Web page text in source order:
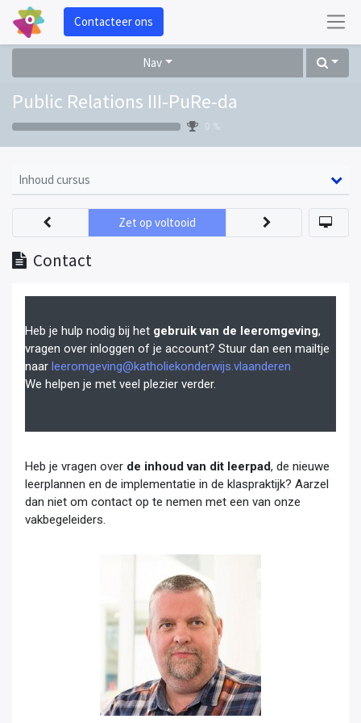
Contacteer ons
Nav
Public Relations III-PuRe-da
0 %
Inhoud cursus
Contact
Zet op voltooid
Heb je hulp nodig bij het gebruik van de leeromgeving,
vragen over inloggen of je account? Stuur dan een mailtje
naar leeromgeving@katholiekonderwijs.vlaanderen
We helpen je met veel plezier verder.
Heb je vragen over de inhoud van dit leerpad, de nieuwe
leerplannen en de implementatie in de klaspraktijk? Aarzel
dan niet om contact op te nemen met een van onze
vakbegeleiders.